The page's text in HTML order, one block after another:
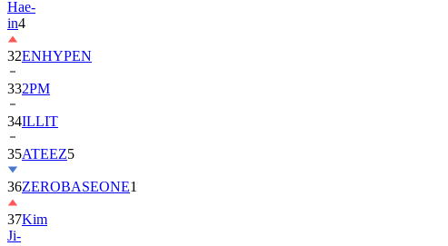
Hae-
in4
32ENHYPEN
332PM
34ILLIT
35ATEEZ5
36ZEROBASEONE1
37Kim
Ji-